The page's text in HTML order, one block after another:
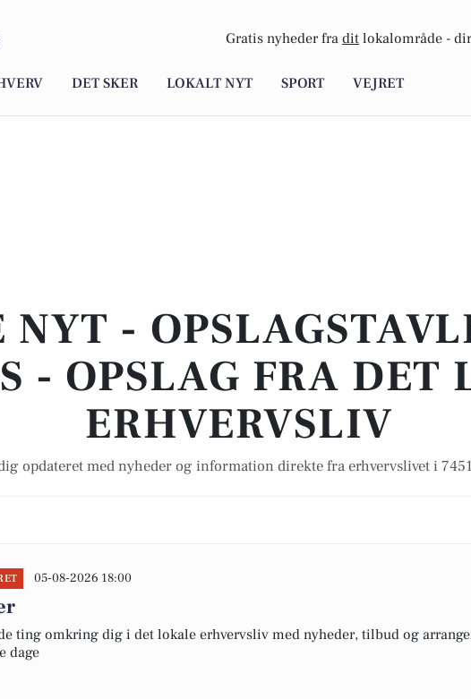
Gratis nyheder fra dit lokalområde -
DET SKER LOKALT NYT SPORT VEJRET
NYT -
- OPSLAG FRA DET
ERHVERVSLIV
opdateret med nyheder og information direkte fra erhvervslivet i
05-08-2026 18:00
ting omkring dig i det lokale erhvervsliv med nyheder, tilbud og
dage